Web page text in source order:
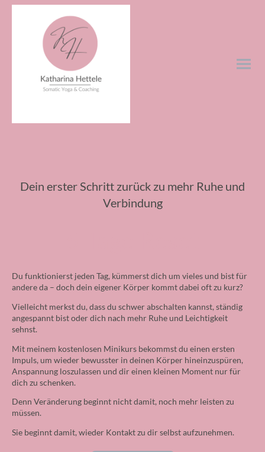
Dein erster Schritt zurück zu mehr Ruhe und
Verbindung
Du funktionierst jeden Tag, kümmerst dich um vieles und bist für
andere da – doch dein eigener Körper kommt dabei oft zu kurz?
Vielleicht merkst du, dass du schwer abschalten kannst, ständig
angespannt bist oder dich nach mehr Ruhe und Leichtigkeit
sehnst.
Mit meinem kostenlosen Minikurs bekommst du einen ersten
Impuls, um wieder bewusster in deinen Körper hineinzuspüren,
Anspannung loszulassen und dir einen kleinen Moment nur für
dich zu schenken.
Denn Veränderung beginnt nicht damit, noch mehr leisten zu
müssen.
Sie beginnt damit, wieder Kontakt zu dir selbst aufzunehmen.